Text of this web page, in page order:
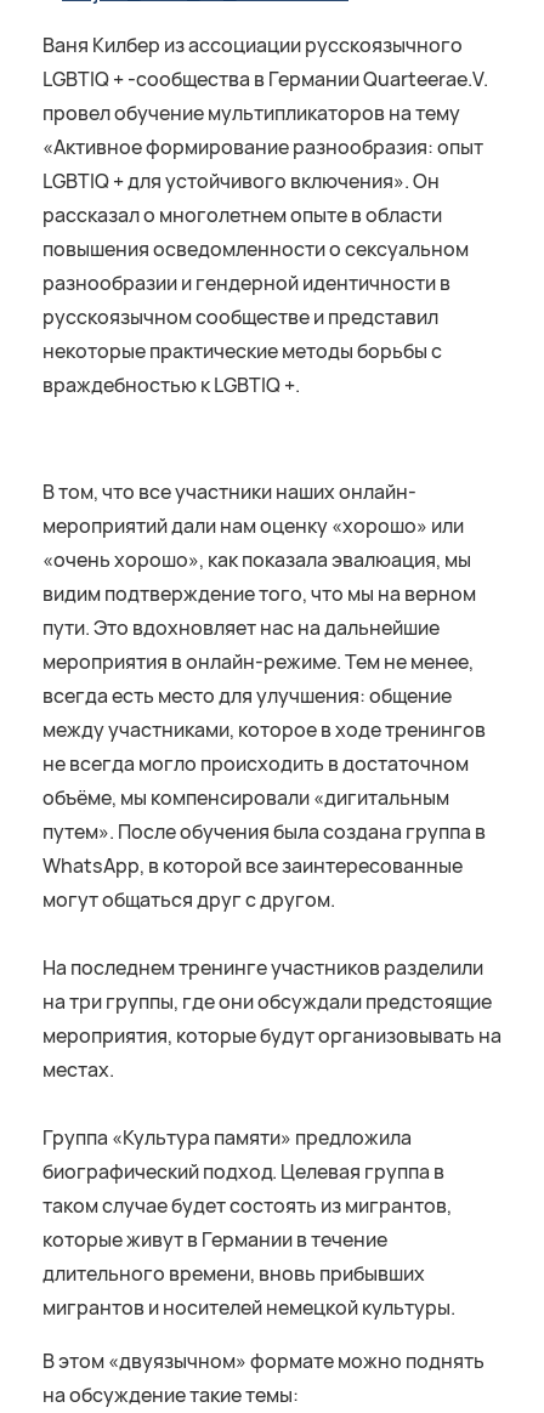
Ваня Килбер из ассоциации русскоязычного
LGBTIQ + -сообщества в Германии Quarteerae.V.
провел обучение мультипликаторов на тему
«Активное формирование разнообразия: опыт
LGBTIQ + для устойчивого включения». Он
рассказал о многолетнем опыте в области
повышения осведомленности о сексуальном
разнообразии и гендерной идентичности в
русскоязычном сообществе и представил
некоторые практические методы борьбы с
враждебностью к LGBTIQ +.
В том, что все участники наших онлайн-
мероприятий дали нам оценку «хорошо» или
«очень хорошо», как показала эвалюация, мы
видим подтверждение того, что мы на верном
пути. Это вдохновляет нас на дальнейшие
мероприятия в онлайн-режиме. Тем не менее,
всегда есть место для улучшения: общение
между участниками, которое в ходе тренингов
не всегда могло происходить в достаточном
объёме, мы компенсировали «дигитальным
путем». После обучения была создана группа в
WhatsApp, в которой все заинтересованные
могут общаться друг с другом.
На последнем тренинге участников разделили
на три группы, где они обсуждали предстоящие
мероприятия, которые будут организовывать на
местах.
Группа «Культура памяти» предложила
биографический подход. Целевая группа в
таком случае будет состоять из мигрантов,
которые живут в Германии в течение
длительного времени, вновь прибывших
мигрантов и носителей немецкой культуры.
В этом «двуязычном» формате можно поднять
на обсуждение такие темы: